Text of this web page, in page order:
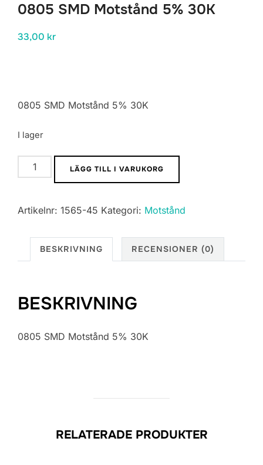
0805 SMD Motstånd 5% 30K
33,00 kr
0805 SMD Motstånd 5% 30K
I lager
0805
SMD
5%
mängd
LÄGG TILL I VARUKORG
Artikelnr: 1565-45 Kategori: Motstånd
BESKRIVNING RECENSIONER (0)
BESKRIVNING
0805 SMD Motstånd 5% 30K
RELATERADE PRODUKTER